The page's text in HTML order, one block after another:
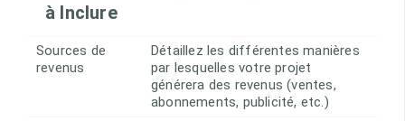
à Inclure
Sources de
revenus
Détaillez les différentes manières
par lesquelles votre projet
générera des revenus (ventes,
abonnements, publicité, etc.)